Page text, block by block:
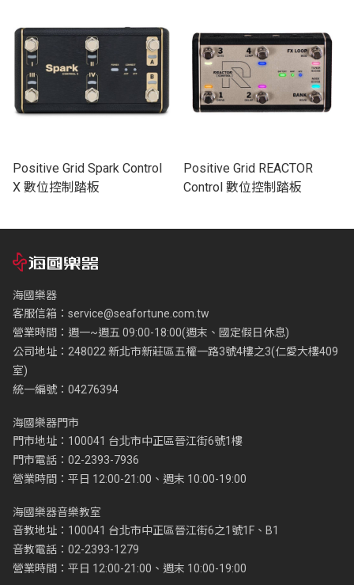
Positive Grid Spark Control
X 數位控制踏板
Positive Grid REACTOR
Control 數位控制踏板
海國樂器
客服信箱： service@seafortune.com.tw
營業時間：週一~週五 09:00-18:00(週末、國定假日休息)
公司地址：248022 新北市新莊區五權一路3號4樓之3(仁愛大樓409
室)
統一編號：04276394
海國樂器門市
門市地址：100041 台北市中正區晉江街6號1樓
門市電話：02-2393-7936
營業時間：平日 12:00-21:00、週末 10:00-19:00
海國樂器音樂教室
音教地址：100041 台北市中正區晉江街6之1號1F、B1
音教電話：02-2393-1279
營業時間：平日 12:00-21:00、週末 10:00-19:00